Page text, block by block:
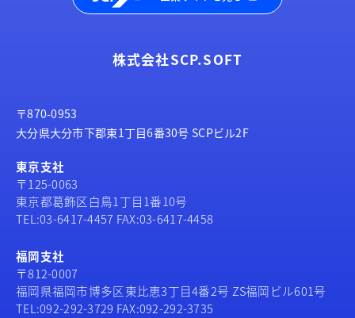
株式会社SCP.SOFT
〒870-0953
大分県大分市下郡東1丁目6番30号 SCPビル2F
東京支社
〒125-0063
東京都葛飾区白鳥1丁目1番10号
TEL:03-6417-4457 FAX:03-6417-4458
福岡支社
〒812-0007
福岡県福岡市博多区東比恵3丁目4番2号 ZS福岡ビル601号
TEL:092-292-3729 FAX:092-292-3735